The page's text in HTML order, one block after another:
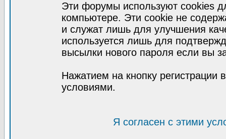
Эти форумы используют cookies
компьютере. Эти cookie не
и служат лишь для улучшения
используется лишь для
высылки нового пароля если вы
Нажатием на кнопку регистрации
условиями.
Я согласен с этими